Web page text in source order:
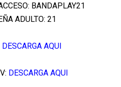
BANDAPLAY21
ADULTO: 21
DESCARGA AQUI
DESCARGA AQUI